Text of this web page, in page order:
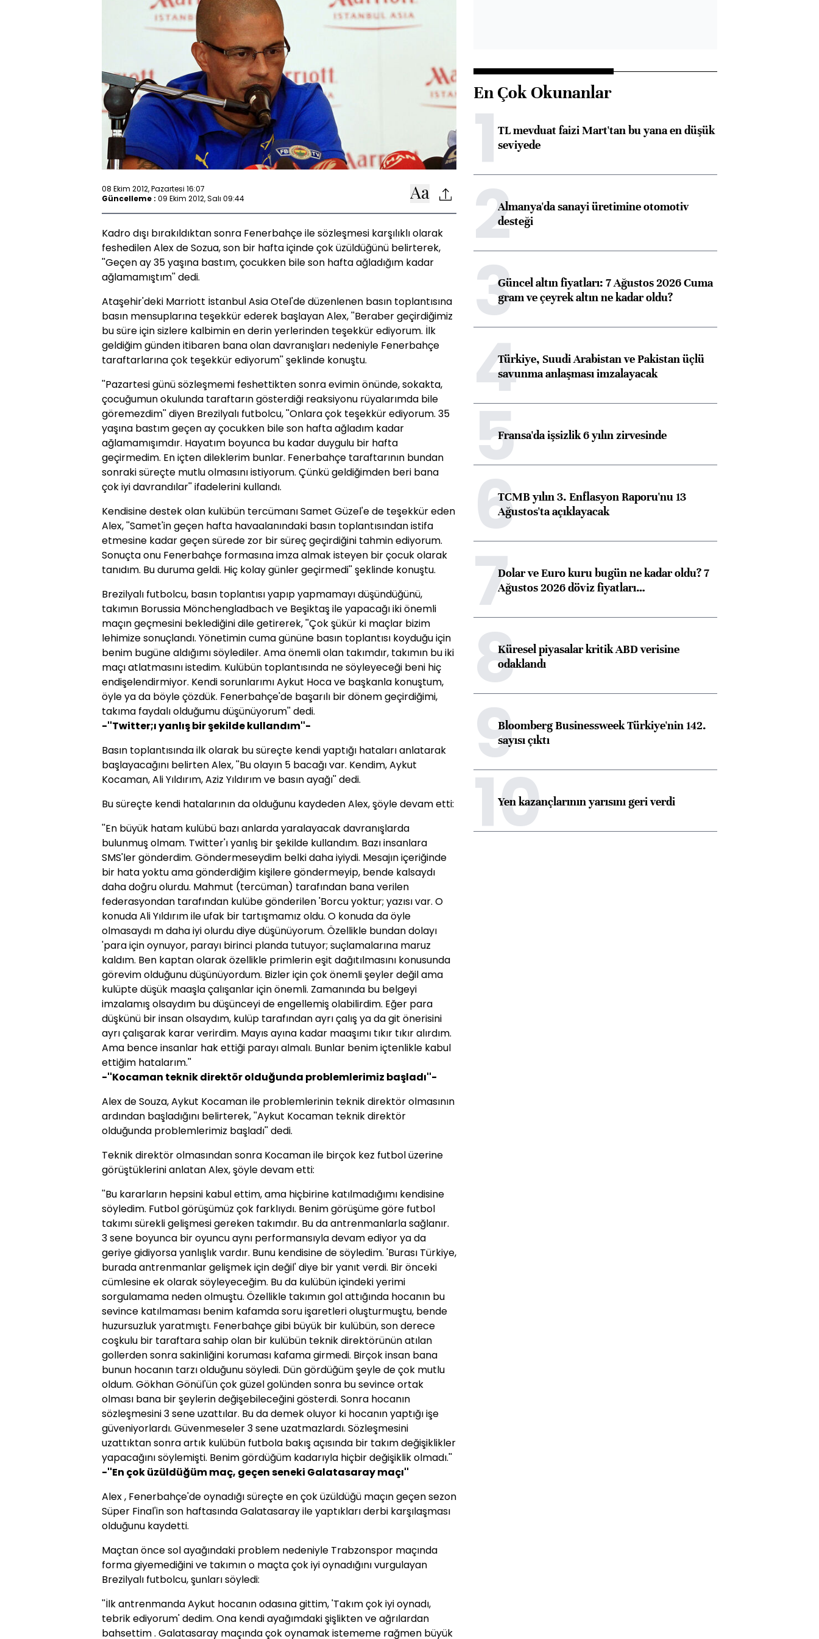
08 Ekim 2012, Pazartesi 16:07
Güncelleme : 09 Ekim 2012, Salı 09:44
Kadro dışı bırakıldıktan sonra Fenerbahçe ile sözleşmesi karşılıklı olarak
feshedilen Alex de Sozua, son bir hafta içinde çok üzüldüğünü belirterek,
''Geçen ay 35 yaşına bastım, çocukken bile son hafta ağladığım kadar
ağlamamıştım'' dedi.
Ataşehir'deki Marriott İstanbul Asia Otel'de düzenlenen basın toplantısına
basın mensuplarına teşekkür ederek başlayan Alex, ''Beraber geçirdiğimiz
bu süre için sizlere kalbimin en derin yerlerinden teşekkür ediyorum. İlk
geldiğim günden itibaren bana olan davranışları nedeniyle Fenerbahçe
taraftarlarına çok teşekkür ediyorum'' şeklinde konuştu.
''Pazartesi günü sözleşmemi feshettikten sonra evimin önünde, sokakta,
çocuğumun okulunda taraftarın gösterdiği reaksiyonu rüyalarımda bile
göremezdim'' diyen Brezilyalı futbolcu, ''Onlara çok teşekkür ediyorum. 35
yaşına bastım geçen ay çocukken bile son hafta ağladım kadar
ağlamamışımdır. Hayatım boyunca bu kadar duygulu bir hafta
geçirmedim. En içten dileklerim bunlar. Fenerbahçe taraftarının bundan
sonraki süreçte mutlu olmasını istiyorum. Çünkü geldiğimden beri bana
çok iyi davrandılar'' ifadelerini kullandı.
Kendisine destek olan kulübün tercümanı Samet Güzel'e de teşekkür eden
Alex, ''Samet'in geçen hafta havaalanındaki basın toplantısından istifa
etmesine kadar geçen sürede zor bir süreç geçirdiğini tahmin ediyorum.
Sonuçta onu Fenerbahçe formasına imza almak isteyen bir çocuk olarak
tanıdım. Bu duruma geldi. Hiç kolay günler geçirmedi'' şeklinde konuştu.
Brezilyalı futbolcu, basın toplantısı yapıp yapmamayı düşündüğünü,
takımın Borussia Mönchengladbach ve Beşiktaş ile yapacağı iki önemli
maçın geçmesini beklediğini dile getirerek, ''Çok şükür ki maçlar bizim
lehimize sonuçlandı. Yönetimin cuma gününe basın toplantısı koyduğu için
benim bugüne aldığımı söylediler. Ama önemli olan takımdır, takımın bu iki
maçı atlatmasını istedim. Kulübün toplantısında ne söyleyeceği beni hiç
endişelendirmiyor. Kendi sorunlarımı Aykut Hoca ve başkanla konuştum,
öyle ya da böyle çözdük. Fenerbahçe'de başarılı bir dönem geçirdiğimi,
takıma faydalı olduğumu düşünüyorum'' dedi.
-''Twitter;ı yanlış bir şekilde kullandım''-
Basın toplantısında ilk olarak bu süreçte kendi yaptığı hataları anlatarak
başlayacağını belirten Alex, ''Bu olayın 5 bacağı var. Kendim, Aykut
Kocaman, Ali Yıldırım, Aziz Yıldırım ve basın ayağı'' dedi.
Bu süreçte kendi hatalarının da olduğunu kaydeden Alex, şöyle devam etti:
''En büyük hatam kulübü bazı anlarda yaralayacak davranışlarda
bulunmuş olmam. Twitter'ı yanlış bir şekilde kullandım. Bazı insanlara
SMS'ler gönderdim. Göndermeseydim belki daha iyiydi. Mesajın içeriğinde
bir hata yoktu ama gönderdiğim kişilere göndermeyip, bende kalsaydı
daha doğru olurdu. Mahmut (tercüman) tarafından bana verilen
federasyondan tarafından kulübe gönderilen 'Borcu yoktur; yazısı var. O
konuda Ali Yıldırım ile ufak bir tartışmamız oldu. O konuda da öyle
olmasaydı m daha iyi olurdu diye düşünüyorum. Özellikle bundan dolayı
'para için oynuyor, parayı birinci planda tutuyor; suçlamalarına maruz
kaldım. Ben kaptan olarak özellikle primlerin eşit dağıtılmasını konusunda
görevim olduğunu düşünüyordum. Bizler için çok önemli şeyler değil ama
kulüpte düşük maaşla çalışanlar için önemli. Zamanında bu belgeyi
imzalamış olsaydım bu düşünceyi de engellemiş olabilirdim. Eğer para
düşkünü bir insan olsaydım, kulüp tarafından ayrı çalış ya da git önerisini
ayrı çalışarak karar verirdim. Mayıs ayına kadar maaşımı tıkır tıkır alırdım.
Ama bence insanlar hak ettiği parayı almalı. Bunlar benim içtenlikle kabul
ettiğim hatalarım.''
-''Kocaman teknik direktör olduğunda problemlerimiz başladı''-
Alex de Souza, Aykut Kocaman ile problemlerinin teknik direktör olmasının
ardından başladığını belirterek, ''Aykut Kocaman teknik direktör
olduğunda problemlerimiz başladı'' dedi.
Teknik direktör olmasından sonra Kocaman ile birçok kez futbol üzerine
görüştüklerini anlatan Alex, şöyle devam etti:
''Bu kararların hepsini kabul ettim, ama hiçbirine katılmadığımı kendisine
söyledim. Futbol görüşümüz çok farklıydı. Benim görüşüme göre futbol
takımı sürekli gelişmesi gereken takımdır. Bu da antrenmanlarla sağlanır.
3 sene boyunca bir oyuncu aynı performansıyla devam ediyor ya da
geriye gidiyorsa yanlışlık vardır. Bunu kendisine de söyledim. 'Burası Türkiye,
burada antrenmanlar gelişmek için değil' diye bir yanıt verdi. Bir önceki
cümlesine ek olarak söyleyeceğim. Bu da kulübün içindeki yerimi
sorgulamama neden olmuştu. Özellikle takımın gol attığında hocanın bu
sevince katılmaması benim kafamda soru işaretleri oluşturmuştu, bende
huzursuzluk yaratmıştı. Fenerbahçe gibi büyük bir kulübün, son derece
coşkulu bir taraftara sahip olan bir kulübün teknik direktörünün atılan
gollerden sonra sakinliğini koruması kafama girmedi. Birçok insan bana
bunun hocanın tarzı olduğunu söyledi. Dün gördüğüm şeyle de çok mutlu
oldum. Gökhan Gönül'ün çok güzel golünden sonra bu sevince ortak
olması bana bir şeylerin değişebileceğini gösterdi. Sonra hocanın
sözleşmesini 3 sene uzattılar. Bu da demek oluyor ki hocanın yaptığı işe
güveniyorlardı. Güvenmeseler 3 sene uzatmazlardı. Sözleşmesini
uzattıktan sonra artık kulübün futbola bakış açısında bir takım değişiklikler
yapacağını söylemişti. Benim gördüğüm kadarıyla hiçbir değişiklik olmadı.''
-''En çok üzüldüğüm maç, geçen seneki Galatasaray maçı''
Alex , Fenerbahçe'de oynadığı süreçte en çok üzüldüğü maçın geçen sezon
Süper Final'in son haftasında Galatasaray ile yaptıkları derbi karşılaşması
olduğunu kaydetti.
Maçtan önce sol ayağındaki problem nedeniyle Trabzonspor maçında
forma giyemediğini ve takımın o maçta çok iyi oynadığını vurgulayan
Brezilyalı futbolcu, şunları söyledi:
''İlk antrenmanda Aykut hocanın odasına gittim, 'Takım çok iyi oynadı,
tebrik ediyorum' dedim. Ona kendi ayağımdaki şişlikten ve ağrılardan
bahsettim . Galatasaray maçında çok oynamak istememe rağmen büyük
En Çok Okunanlar
1TL mevduat faizi Mart'tan bu yana en düşük
seviyede
2Almanya'da sanayi üretimine otomotiv
desteği
3Güncel altın fiyatları: 7 Ağustos 2026 Cuma
gram ve çeyrek altın ne kadar oldu?
4Türkiye, Suudi Arabistan ve Pakistan üçlü
savunma anlaşması imzalayacak
5Fransa'da işsizlik 6 yılın zirvesinde
6TCMB yılın 3. Enflasyon Raporu'nu 13
Ağustos'ta açıklayacak
7Dolar ve Euro kuru bugün ne kadar oldu? 7
Ağustos 2026 döviz fiyatları…
8Küresel piyasalar kritik ABD verisine
odaklandı
9Bloomberg Businessweek Türkiye'nin 142.
sayısı çıktı
10
Yen kazançlarının yarısını geri verdi